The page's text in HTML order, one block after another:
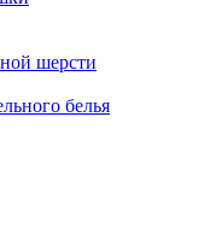
шерсти
белья